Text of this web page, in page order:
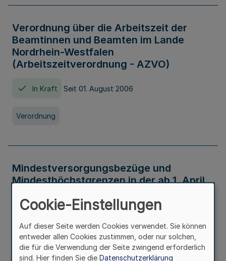
Verordnung über die Arbeitszeit der
Beamtinnen und Beamten im Lande
Nordrhein-Westfalen
(Arbeitszeitverordnung - AZVO)
In Kraft Seit 01. August 2006
Verordnung
Mindestversorgungsbezüge und
Mindesthöchstgrenzen in der ab 1. April
Verwaltungsvorschrift
Cookie-Einstellungen
Auf dieser Seite werden Cookies verwendet. Sie können
entweder allen Cookies zustimmen, oder nur solchen,
die für die Verwendung der Seite zwingend erforderlich
sind. Hier finden Sie die Datenschutzerklärung